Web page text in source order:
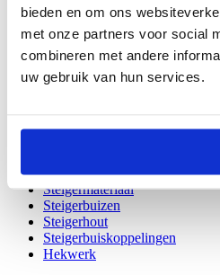
bieden en om ons
met onze partners voor social
combineren met andere
uw gebruik van hun services.
Omschrijving
Laskoppeling bout gebruikt
Specificaties
SKU
K.0044
Steigermateriaal
Steigerbuizen
Steigerhout
Steigerbuiskoppelingen
Hekwerk